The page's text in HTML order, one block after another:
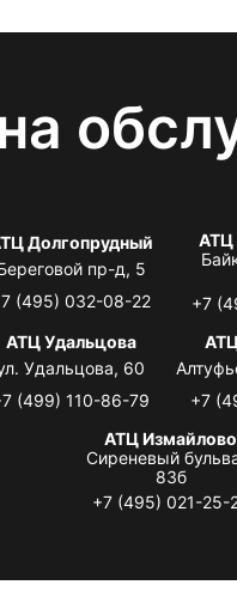
Долгопрудный
пр-д, 5
(495) 032-08-22
АТЦ
+7
АТЦ Удальцова
Удальцова, 60
(499) 110-86-79
+7
АТЦ Измайлово
Сиреневый
83б
+7 (495) 021-25-